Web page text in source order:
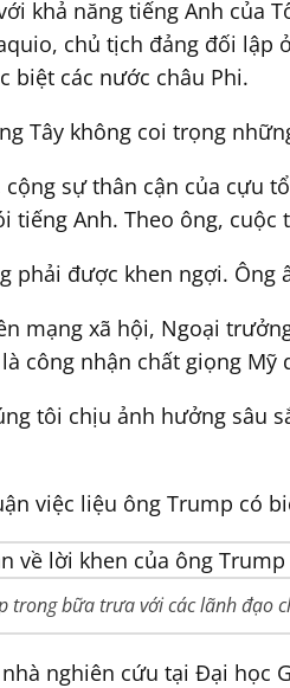
khả năng tiếng Anh của
chủ tịch đảng đối
biệt các nước châu Phi.
Tây không coi trọng
cộng sự thân cận của cựu
tiếng Anh. Theo ông,
phải được khen ngợi.
mạng xã hội, Ngoại
công nhận chất giọng
tôi chịu ảnh hưởng sâu
việc liệu ông Trump có
trong bữa trưa với các lãnh đạo
nghiên cứu tại Đại học